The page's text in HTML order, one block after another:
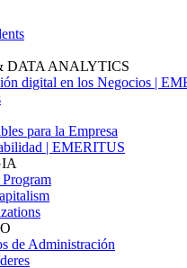
DATA ANALYTICS
digital en los Negocios |
para la Empresa
| EMERITUS
de Administración